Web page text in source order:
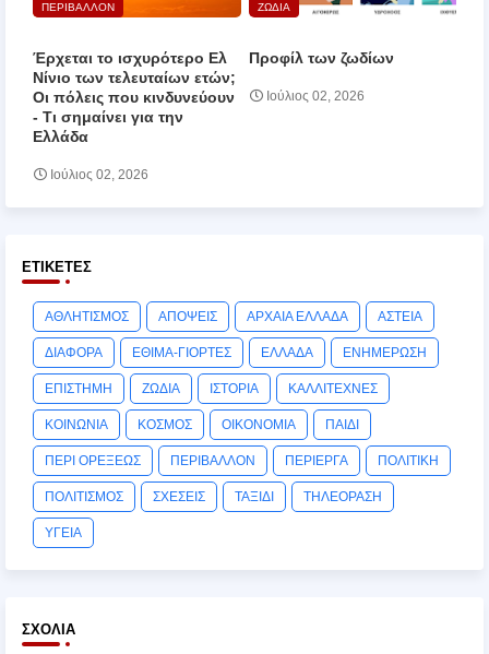
ΠΕΡΙΒΑΛΛΟΝ
Έρχεται το ισχυρότερο Ελ
Νίνιο των τελευταίων ετών;
Οι πόλεις που κινδυνεύουν
‑ Τι σημαίνει για την
Ελλάδα
Ιούλιος 02, 2026
ΖΩΔΙΑ
Προφίλ των ζωδίων
Ιούλιος 02, 2026
ΕΤΙΚΈΤΕΣ
ΑΘΛΗΤΙΣΜΟΣ ΑΠΟΨΕΙΣ ΑΡΧΑΙΑ ΕΛΛΑΔΑ ΑΣΤΕΙΑ
ΔΙΑΦΟΡΑ ΕΘΙΜΑ-ΓΙΟΡΤΕΣ ΕΛΛΑΔΑ ΕΝΗΜΕΡΩΣΗ
ΕΠΙΣΤΗΜΗ ΖΩΔΙΑ ΙΣΤΟΡΙΑ ΚΑΛΛΙΤΕΧΝΕΣ
ΚΟΙΝΩΝΙΑ ΚΟΣΜΟΣ ΟΙΚΟΝΟΜΙΑ ΠΑΙΔΙ
ΠΕΡΙ ΟΡΕΞΕΩΣ ΠΕΡΙΒΑΛΛΟΝ ΠΕΡΙΕΡΓΑ ΠΟΛΙΤΙΚΗ
ΠΟΛΙΤΙΣΜΟΣ ΣΧΕΣΕΙΣ ΤΑΞΙΔΙ ΤΗΛΕΟΡΑΣΗ
ΥΓΕΙΑ
ΣΧΌΛΙΑ